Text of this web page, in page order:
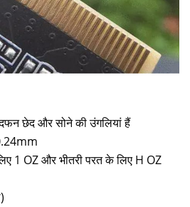
छेद और सोने की उंगलियां हैं
1 OZ और भीतरी परत के लिए H OZ